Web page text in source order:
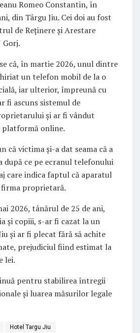
Romeo Constantin, în
din Târgu Jiu. Cei doi au fost
de Reținere și Arestare
Gorj.
că, în martie 2026, unul dintre
un telefon mobil de la o
iar ulterior, împreună cu
fi ascuns sistemul de
și ar fi vândut
online.
că victima și-a dat seama că a
după ce pe ecranul telefonului
care indica faptul că aparatul
proprietară.
2026, tânărul de 25 de ani,
și copiii, s-ar fi cazat la un
și ar fi plecat fără să achite
prejudiciul fiind estimat la
lei.
pentru stabilirea întregii
și luarea măsurilor legale
Hotel Targu Jiu